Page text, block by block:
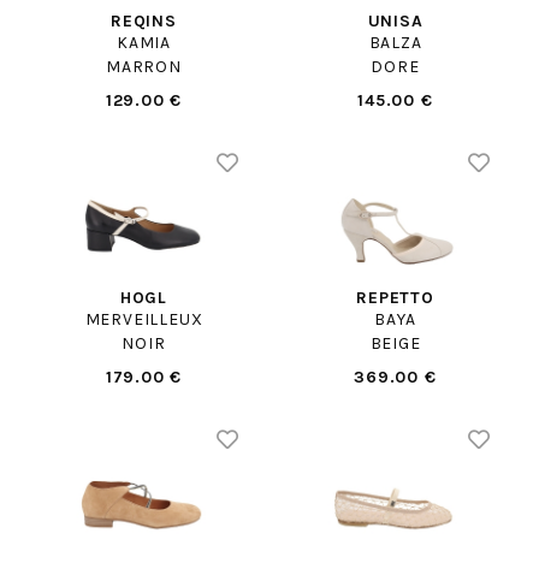
REQINS
KAMIA
MARRON
129.00 €
UNISA
BALZA
DORE
145.00 €
HOGL
MERVEILLEUX
NOIR
179.00 €
REPETTO
BAYA
BEIGE
369.00 €